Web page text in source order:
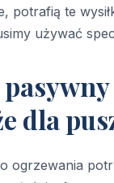
potrafią te
używać
dla